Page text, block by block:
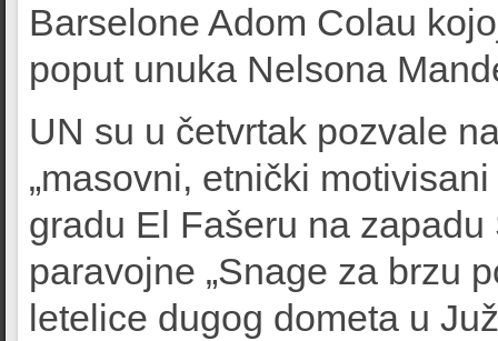
Barselone Adom Colau
poput unuka Nelsona
UN su u četvrtak pozvale
„masovni, etnički
gradu El Fašeru na
paravojne „Snage za brzu
letelice dugog dometa u